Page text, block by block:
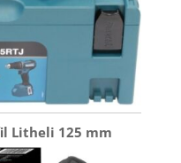
Litheli 125 mm